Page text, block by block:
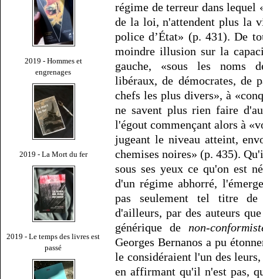
2019 - Hommes et
engrenages
2019 - La Mort du fer
2019 - Le temps des livres est
passé
régime de terreur dans lequel
de la loi, n'attendent plus la
police d’État» (p. 431). De
moindre illusion sur la
gauche, «sous les noms
libéraux, de démocrates, de
chefs les plus divers», à
ne savent plus rien faire
l'égout commençant alors à
jugeant le niveau atteint,
chemises noires» (p. 435).
sous ses yeux ce qu'on est
d'un régime abhorré,
pas seulement tel titre de
d'ailleurs, par des auteurs
générique de non-
Georges Bernanos a pu
le considéraient l'un des
en affirmant qu'il n'est pas,